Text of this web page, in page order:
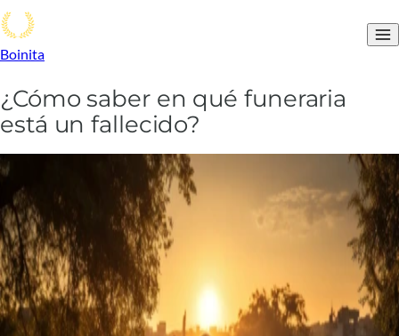
Boinita
¿Cómo saber en qué funeraria
está un fallecido?